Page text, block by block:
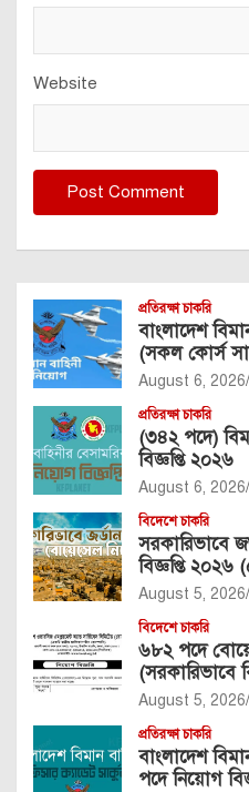
Website
প্রতিরক্ষা চাকরি
বাংলাদেশ
(সকল কোর্স
August 6, 2026
প্রতিরক্ষা চাকরি
(৩৪২ পদে)
বিজ্ঞপ্তি ২০২৬
August 6, 2026
বিদেশে চাকরি
সরকারিভাবে
বিজ্ঞপ্তি
August 5, 2026
বিদেশে চাকরি
৬৮২ পদে
(সরকারিভাবে
August 5, 2026
প্রতিরক্ষা চাকরি
বাংলাদেশ
পদে নিয়োগ